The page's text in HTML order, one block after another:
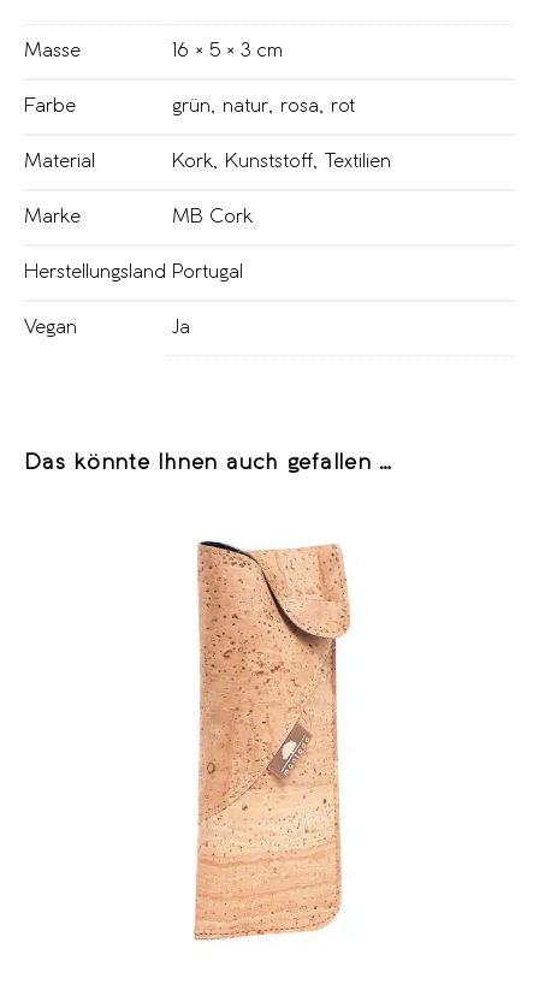
Masse 16 × 5 × 3 cm
Farbe grün natur rosa rot
Material Kork Kunststoff Textilien
Marke MB Cork
Herstellungsland Portugal
Vegan Ja
Das könnte Ihnen auch gefallen …